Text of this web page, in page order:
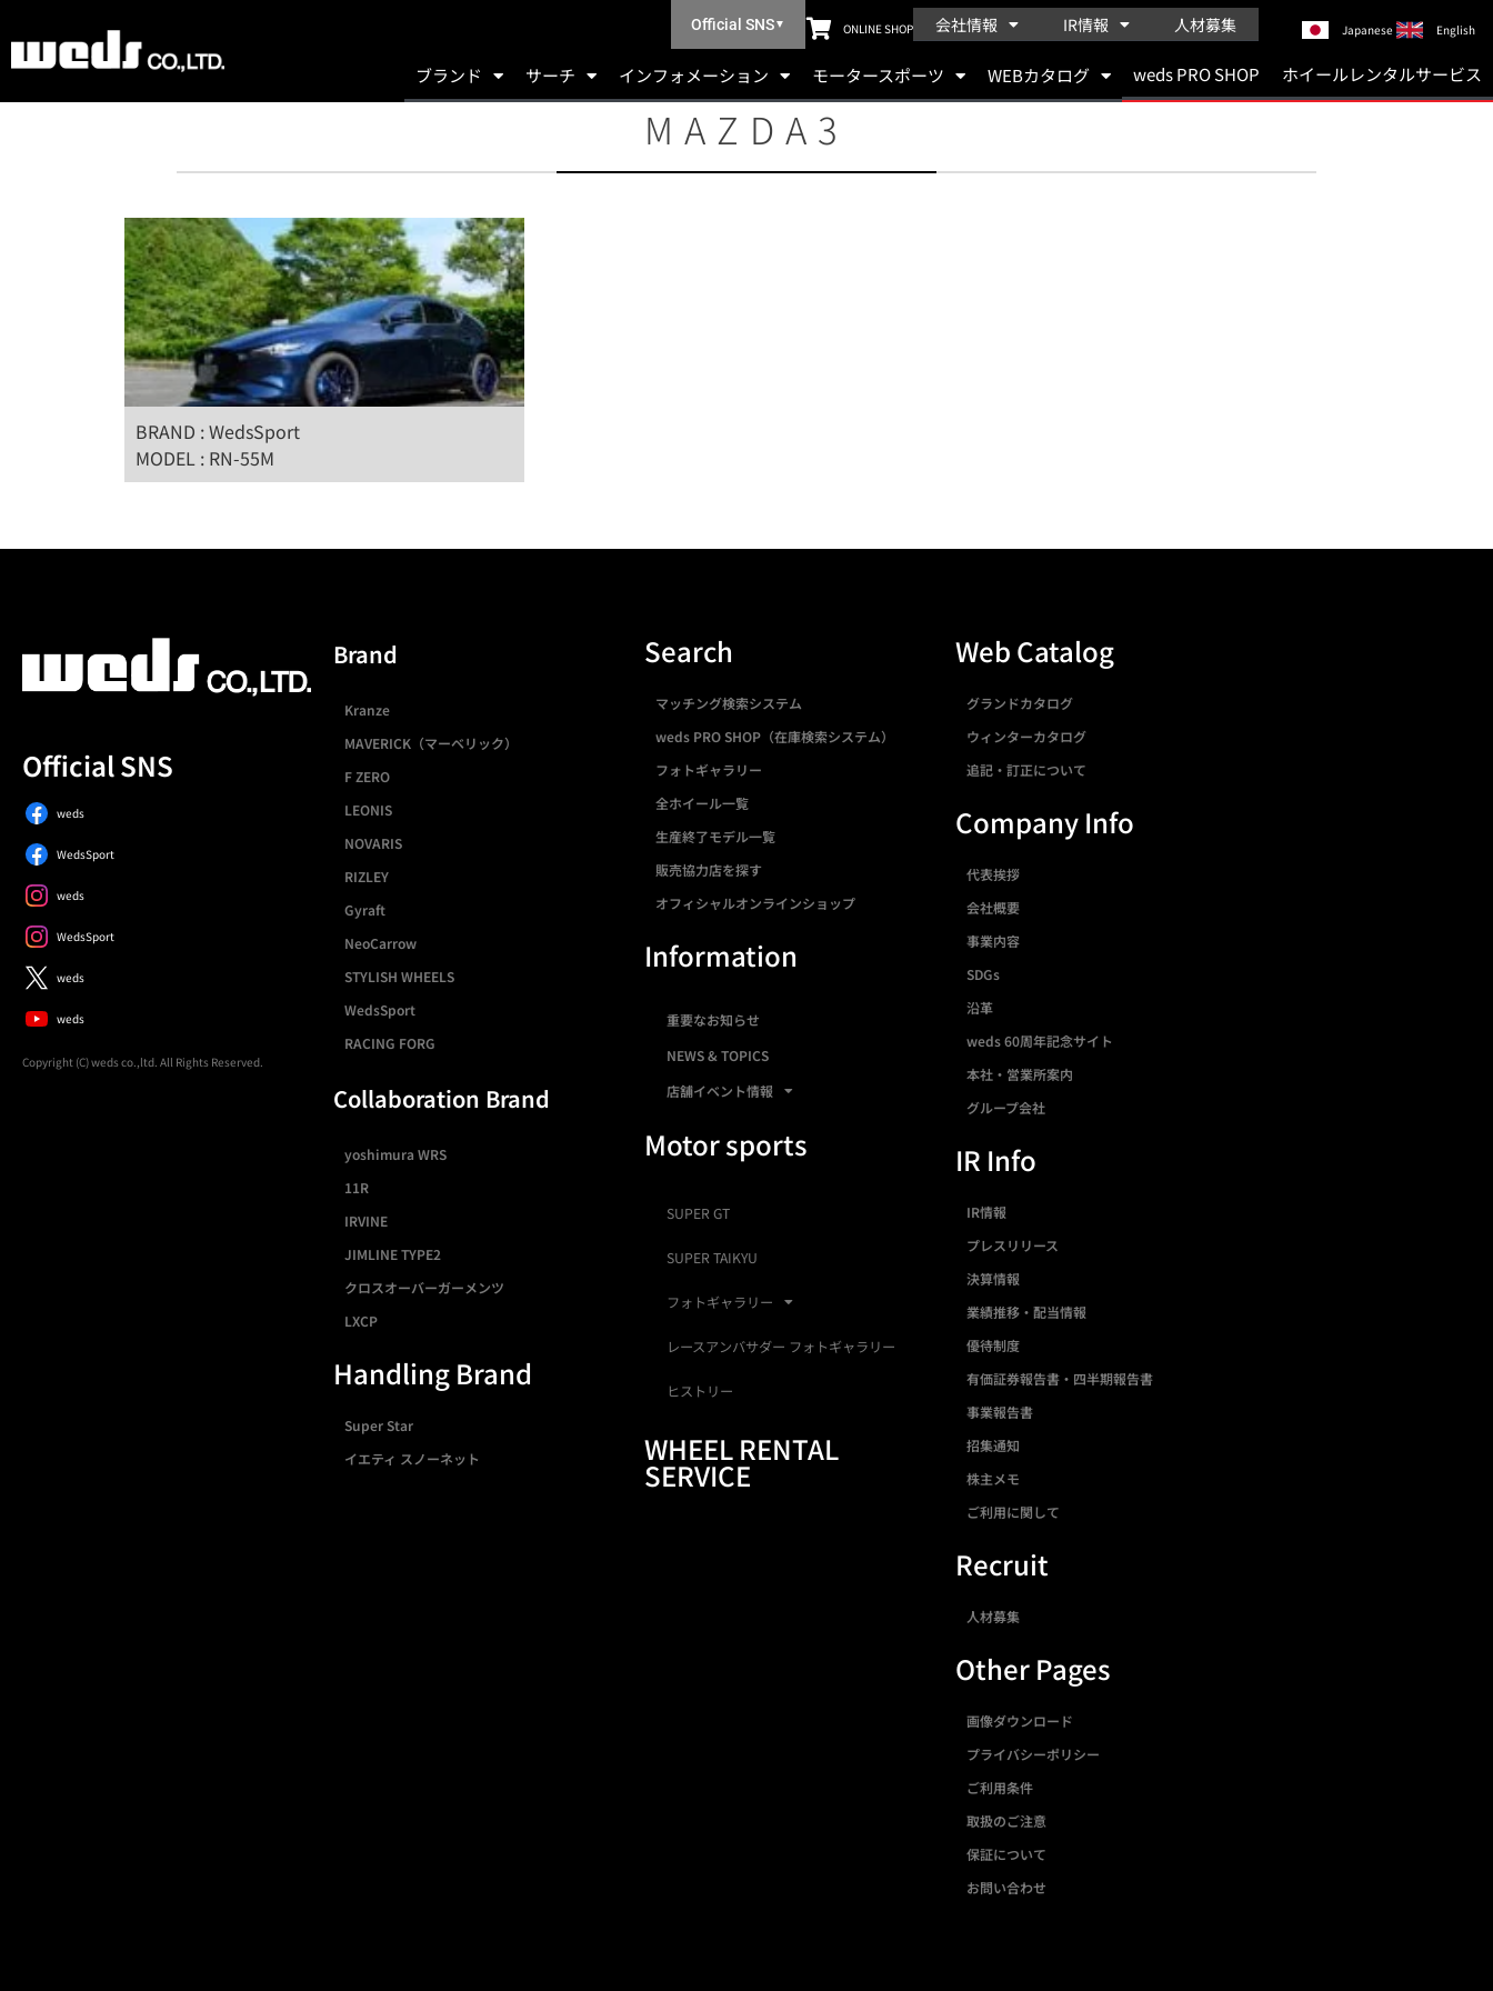
Official SNS▼ ONLINE SHOP 会社情報 IR情報 人材募集 Japanese English
ブランド サーチ インフォメーション モータースポーツ WEBカタログ weds PRO SHOP ホイールレンタルサービス
MAZDA3
BRAND : WedsSport
MODEL : RN-55M
Official SNS
weds
WedsSport
weds
WedsSport
weds
weds
Copyright (C) weds co.,ltd. All Rights Reserved.
Brand
Kranze
MAVERICK（マーベリック）
F ZERO
LEONIS
NOVARIS
RIZLEY
Gyraft
NeoCarrow
STYLISH WHEELS
WedsSport
RACING FORG
Collaboration Brand
yoshimura WRS
11R
IRVINE
JIMLINE TYPE2
クロスオーバーガーメンツ
LXCP
Handling Brand
Super Star
イエティ スノーネット
Search
マッチング検索システム
weds PRO SHOP（在庫検索システム）
フォトギャラリー
全ホイール一覧
生産終了モデル一覧
販売協力店を探す
オフィシャルオンラインショップ
Information
重要なお知らせ
NEWS & TOPICS
店舗イベント情報
Motor sports
SUPER GT
SUPER TAIKYU
フォトギャラリー
レースアンバサダー フォトギャラリー
ヒストリー
WHEEL RENTAL
SERVICE
Web Catalog
グランドカタログ
ウィンターカタログ
追記・訂正について
Company Info
代表挨拶
会社概要
事業内容
SDGs
沿革
weds 60周年記念サイト
本社・営業所案内
グループ会社
IR Info
IR情報
プレスリリース
決算情報
業績推移・配当情報
優待制度
有価証券報告書・四半期報告書
事業報告書
招集通知
株主メモ
ご利用に関して
Recruit
人材募集
Other Pages
画像ダウンロード
プライバシーポリシー
ご利用条件
取扱のご注意
保証について
お問い合わせ